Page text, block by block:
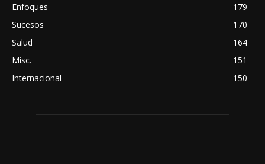
Enfoques
179
Sucesos
170
Salud
164
Misc.
151
Internacional
150